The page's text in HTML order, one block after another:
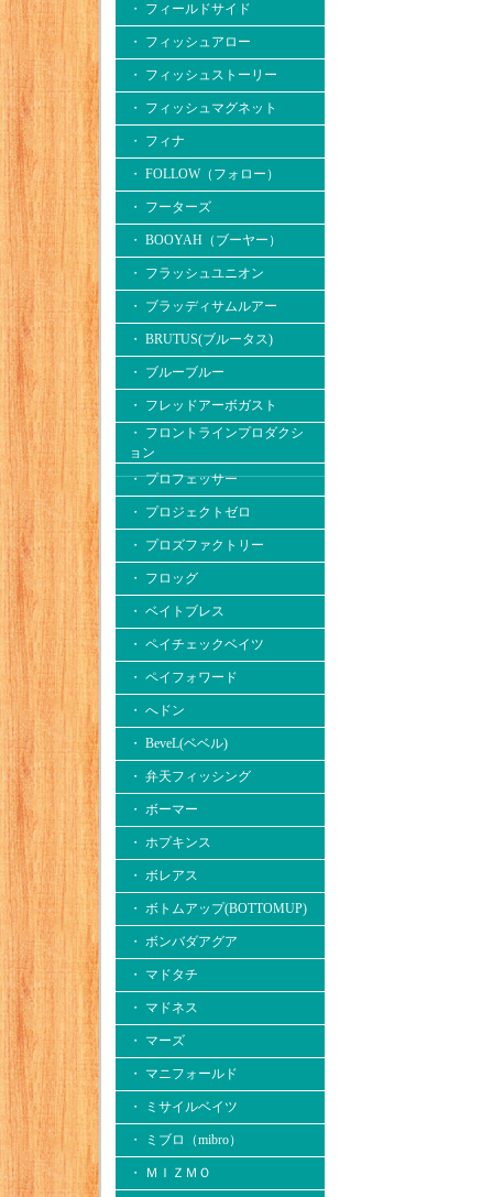
・ フィールドサイド
・ フィッシュアロー
・ フィッシュストーリー
・ フィッシュマグネット
・ フィナ
・ FOLLOW（フォロー）
・ フーターズ
・ BOOYAH（ブーヤー）
・ フラッシュユニオン
・ ブラッディサムルアー
・ BRUTUS(ブルータス)
・ ブルーブルー
・ フレッドアーボガスト
・ フロントラインプロダクシ
ョン
・ プロフェッサー
・ プロジェクトゼロ
・ プロズファクトリー
・ フロッグ
・ ベイトブレス
・ ペイチェックベイツ
・ ペイフォワード
・ へドン
・ BeveL(ベベル)
・ 弁天フィッシング
・ ボーマー
・ ホプキンス
・ ボレアス
・ ボトムアップ(BOTTOMUP)
・ ボンバダアグア
・ マドタチ
・ マドネス
・ マーズ
・ マニフォールド
・ ミサイルベイツ
・ ミブロ（mibro）
・ ＭＩＺＭＯ